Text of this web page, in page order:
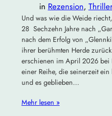
in Rezension,
Und was wie die Weide
28 Sechzehn Jahre nach
nach dem Erfolg von
ihrer berühmten Herde
erschienen im April 2026 bei
einer Reihe, die seinerzeit
und es geblieben…
Mehr lesen »